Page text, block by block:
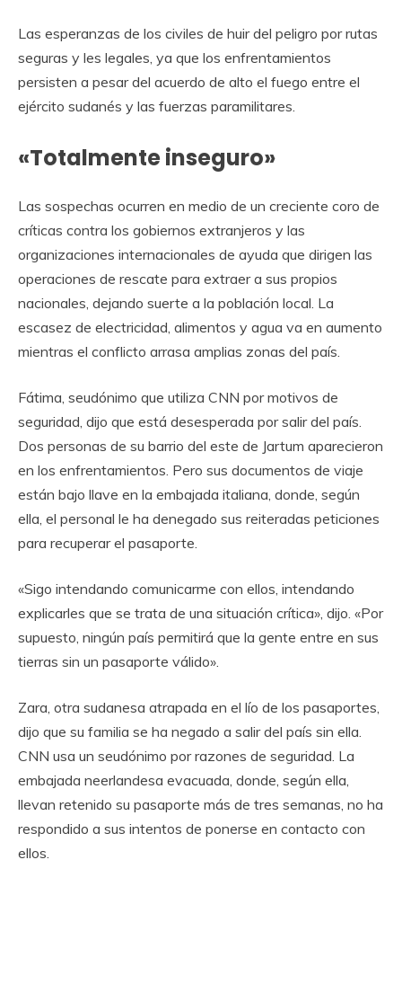
Las esperanzas de los civiles de huir del peligro por rutas
seguras y les legales, ya que los enfrentamientos
persisten a pesar del acuerdo de alto el fuego entre el
ejército sudanés y las fuerzas paramilitares.
«Totalmente inseguro»
Las sospechas ocurren en medio de un creciente coro de
críticas contra los gobiernos extranjeros y las
organizaciones internacionales de ayuda que dirigen las
operaciones de rescate para extraer a sus propios
nacionales, dejando suerte a la población local. La
escasez de electricidad, alimentos y agua va en aumento
mientras el conflicto arrasa amplias zonas del país.
Fátima, seudónimo que utiliza CNN por motivos de
seguridad, dijo que está desesperada por salir del país.
Dos personas de su barrio del este de Jartum aparecieron
en los enfrentamientos. Pero sus documentos de viaje
están bajo llave en la embajada italiana, donde, según
ella, el personal le ha denegado sus reiteradas peticiones
para recuperar el pasaporte.
«Sigo intendando comunicarme con ellos, intendando
explicarles que se trata de una situación crítica», dijo. «Por
supuesto, ningún país permitirá que la gente entre en sus
tierras sin un pasaporte válido».
Zara, otra sudanesa atrapada en el lío de los pasaportes,
dijo que su familia se ha negado a salir del país sin ella.
CNN usa un seudónimo por razones de seguridad. La
embajada neerlandesa evacuada, donde, según ella,
llevan retenido su pasaporte más de tres semanas, no ha
respondido a sus intentos de ponerse en contacto con
ellos.